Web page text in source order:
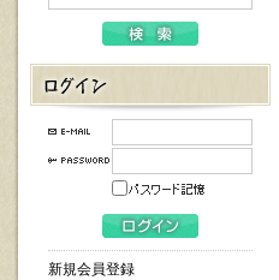
新規会員登録